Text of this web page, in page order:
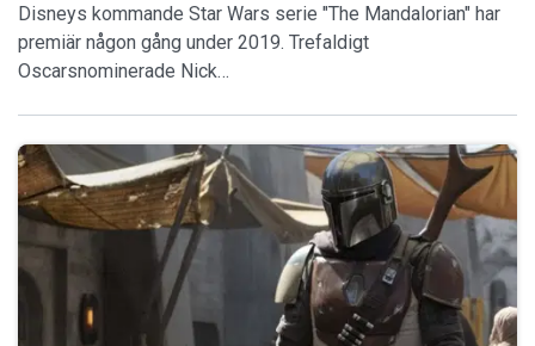
Disneys kommande Star Wars serie "The Mandalorian" har
premiär någon gång under 2019. Trefaldigt
Oscarsnominerade Nick…